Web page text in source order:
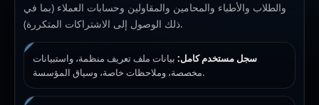
والطلاب والأطباء والمحامين والمقاولين وحسابات العملاء (بما في
ذلك الوصول إلى الاشتراكات المتكررة).
سجل مستخدم كامل: بيانات ملف تعريف منظمة، واستبيانات
مخصصة، وملاحظات خاصة، وسياق المؤسسة.